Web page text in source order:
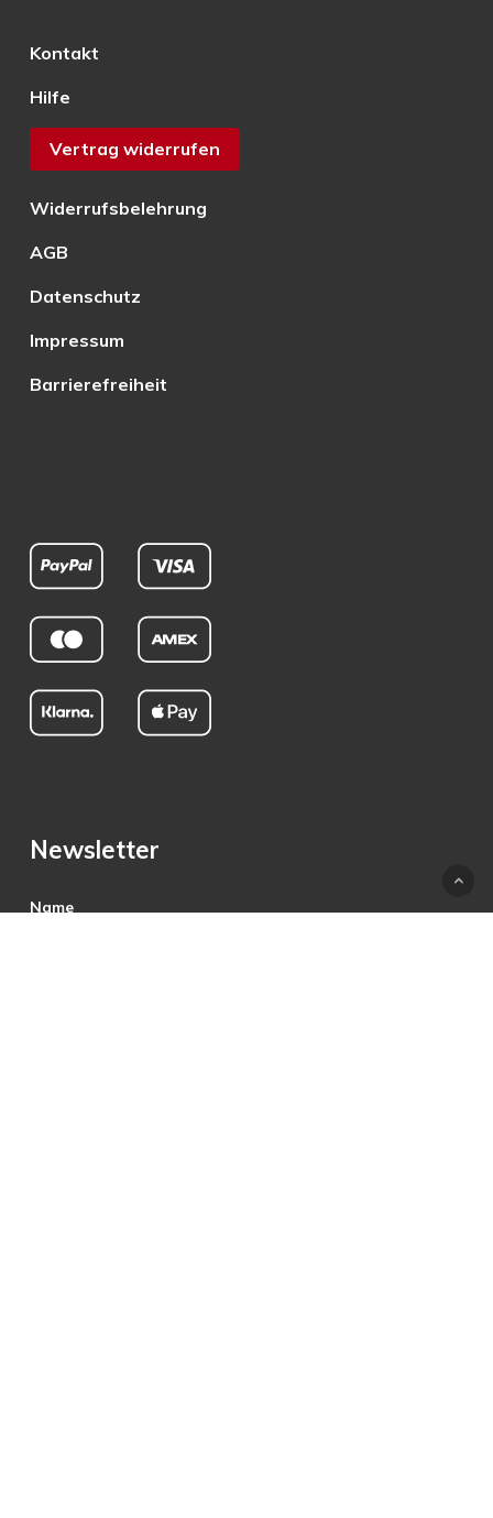
Kontakt
Hilfe
Vertrag widerrufen
Widerrufsbelehrung
AGB
Datenschutz
Impressum
Barrierefreiheit
Newsletter
Name